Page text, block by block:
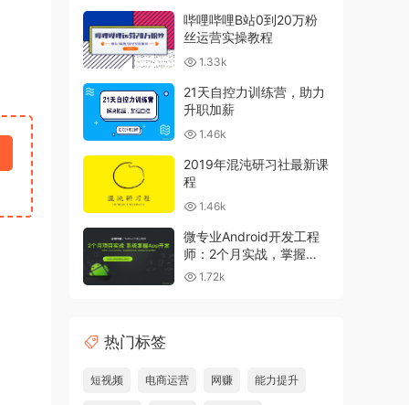
哔哩哔哩B站0到20万粉
丝运营实操教程
1.33k
21天自控力训练营，助力
升职加薪
1.46k
2019年混沌研习社最新课
程
1.46k
微专业Android开发工程
师：2个月实战，掌握
App开发
1.72k
热门标签
短视频 电商运营 网赚 能力提升